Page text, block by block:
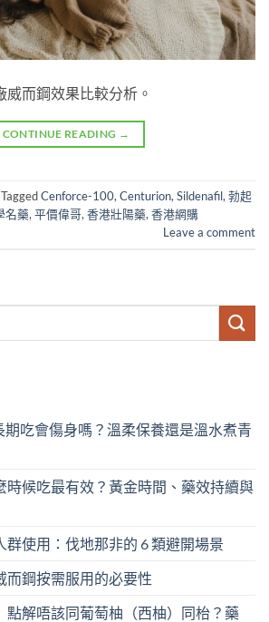
而鋼效果比較分析。
CONTINUE READING →
TaggedCenforce-100,Centurion,Sildenafil,勃起
名藥,平價偉哥,香港壯陽藥,香港網購
Leave a comment
期吃會傷身嗎？溫柔保養還是溫水煮青
時候吃最有效？黃金時間、藥效持續與
群使用：伐地那非的 6 類避開場景
而鋼按需服用的必要性
點解唔該同葡萄柚（西柚）同枱？藥